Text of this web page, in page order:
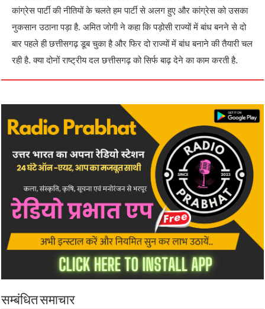
कांग्रेस पार्टी की नीतियों के चलते हम पार्टी से अलग हुए और कांग्रेस को उसका
नुकसान उठाना पड़ा है. अमित जोगी ने कहा कि पड़ोसी राज्यों में बांध बनने से दो
बार पहले ही छत्तीसगढ़ डूब चुका है और फिर दो राज्यों में बांध बनाने की तैयारी चल
रही है. क्या दोनों राष्ट्रीय दल छत्तीसगढ़ को सिर्फ बाढ़ देने का काम करती है.
सम्बंधित समाचार